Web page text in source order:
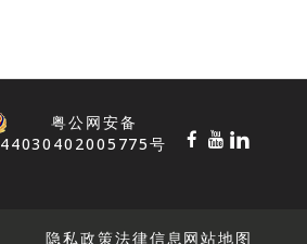
粤公网安备
44030402005775号
隐私政策法律信息网站地图